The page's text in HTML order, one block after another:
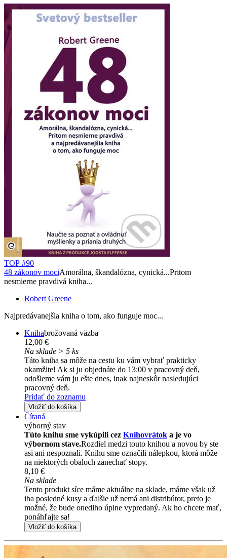
TOP #90
48 zákonov mociAmorálna, škandalózna, cynická...Pritom
nesmierne pravdivá kniha...
Robert Greene
Najpredávanejšia kniha o tom, ako funguje moc...
Knihabrožovaná väzba
12,00 €
Na sklade > 5 ks
Táto kniha sa môže na cestu ku vám vybrať prakticky
okamžite! Ak si ju objednáte do 13:00 v pracovný deň,
odošleme vám ju ešte dnes, inak najneskôr nasledujúci
pracovný deň.
Pridať do zoznamu
Vložiť do košíka
Čítaná
výborný stav
Túto knihu sme vykúpili cez Knihovrátok a je vo
výbornom stave.Rozdiel medzi touto knihou a novou by ste
asi ani nespoznali. Knihu sme označili nálepkou, ktorá môže
na niektorých obaloch zanechať stopy.
8,10 €
Na sklade
Tento produkt síce máme aktuálne na sklade, máme však už
iba posledné kusy a ďalšie už nemá ani distribútor, preto je
možné, že bude onedlho úplne vypredaný. Ak ho chcete mať,
ponáhľajte sa!
Vložiť do košíka